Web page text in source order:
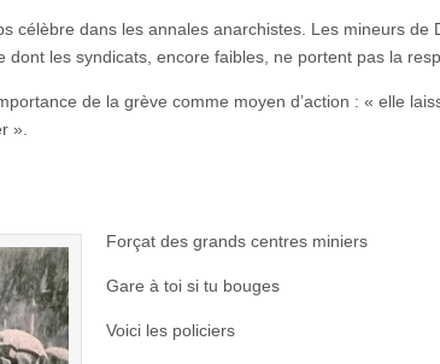
célèbre dans les annales anarchistes. Les mineurs de
dont les syndicats, encore faibles, ne portent pas la
de la grève comme moyen d’action : « elle
».
Forçat des grands centres miniers
Gare à toi si tu bouges
Voici les policiers